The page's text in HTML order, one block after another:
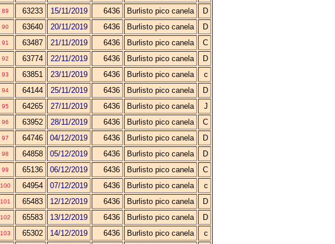
89 63233 15/11/2019 6436 Burlisto pico canela D
90 63640 20/11/2019 6436 Burlisto pico canela D
91 63487 21/11/2019 6436 Burlisto pico canela C
92 63774 22/11/2019 6436 Burlisto pico canela D
93 63851 23/11/2019 6436 Burlisto pico canela c
94 64144 25/11/2019 6436 Burlisto pico canela D
95 64265 27/11/2019 6436 Burlisto pico canela J
96 63952 28/11/2019 6436 Burlisto pico canela C
97 64746 04/12/2019 6436 Burlisto pico canela D
98 64858 05/12/2019 6436 Burlisto pico canela D
99 65136 06/12/2019 6436 Burlisto pico canela C
100 64954 07/12/2019 6436 Burlisto pico canela c
101 65483 12/12/2019 6436 Burlisto pico canela D
102 65583 13/12/2019 6436 Burlisto pico canela D
103 65302 14/12/2019 6436 Burlisto pico canela c